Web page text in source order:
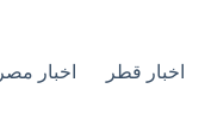
اخبار قطر اخبار مصر